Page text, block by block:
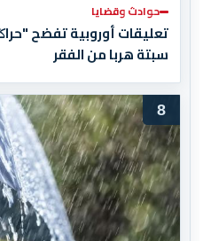
حوادث وقضايا
تعليقات أوروبية تفضح
سبتة هربا من الفقر
8